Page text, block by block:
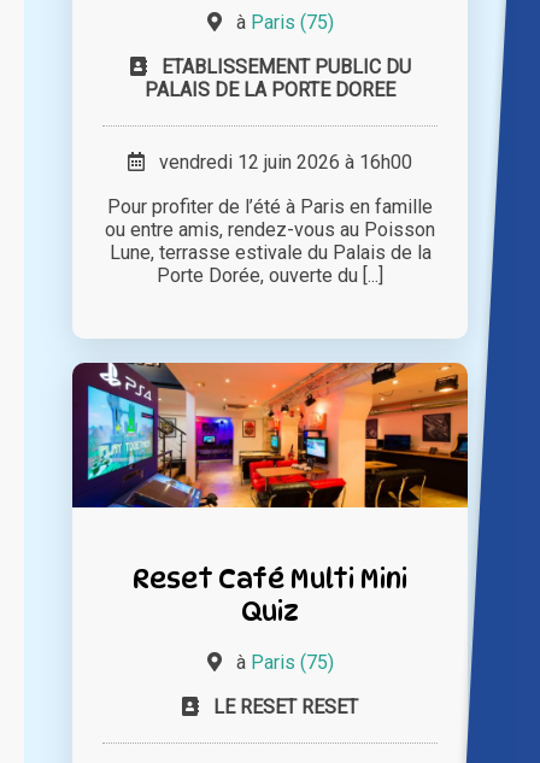
à Paris (75)
ETABLISSEMENT PUBLIC DU
PALAIS DE LA PORTE DOREE
vendredi 12 juin 2026 à 16h00
Pour profiter de l’été à Paris en famille
ou entre amis, rendez-vous au Poisson
Lune, terrasse estivale du Palais de la
Porte Dorée, ouverte du [...]
Reset Café Multi Mini
Quiz
à Paris (75)
LE RESET RESET